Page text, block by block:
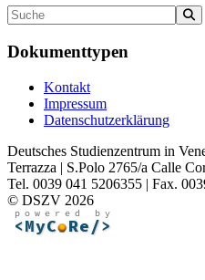
Dokumenttypen
Kontakt
Impressum
Datenschutzerklärung
Deutsches Studienzentrum in
Terrazza | S.Polo 2765/a Calle
Tel. 0039 041 5206355 | Fax.
© DSZV 2026